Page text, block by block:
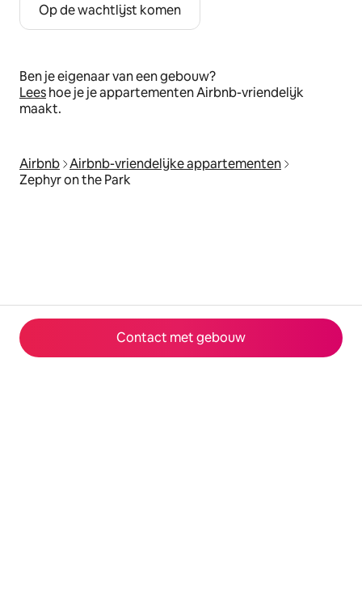
Contact met gebouw
Op de wachtlijst komen
Ben je eigenaar van een gebouw?
Leeshoe je je appartementen Airbnb-vriendelijk
maakt.
Airbnb Airbnb-vriendelijke appartementen
Zephyr on the Park